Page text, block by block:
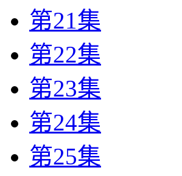
第21集
第22集
第23集
第24集
第25集